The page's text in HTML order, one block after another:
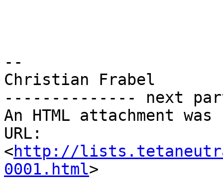
--
Christian Frabel
-------------- next
An HTML attachment
URL:
<http://
0001.html